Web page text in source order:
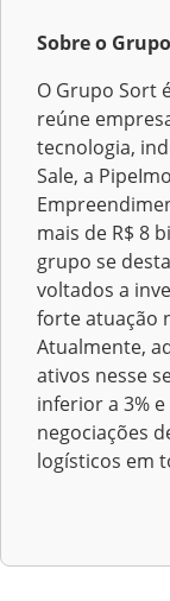
Sobre o
O Grupo Sort
reúne
tecnologia,
Sale, a
mais de R$ 8
grupo se
voltados a
forte atuação
Atualmente,
ativos nesse
inferior a 3%
negociações
logísticos em